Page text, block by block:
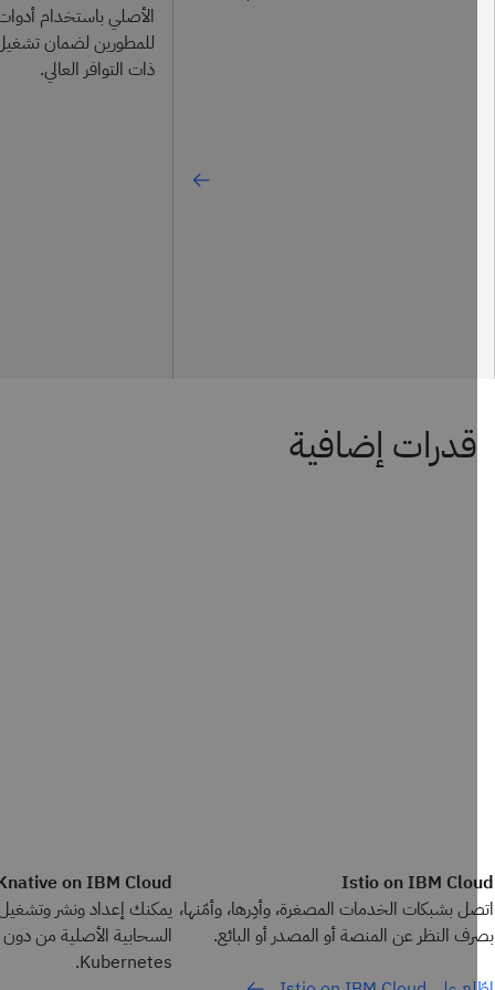
الأصلي باستخدام
للمطورين لضمان تشغيل
ذات التوافر العالي.
Istio on IBM
بشبكات الخدمات المصغرة، وأدِرها، وأمّنها،
النظر عن المنصة أو المصدر أو البائع.
Knative on IBM Cloud
يمكنك إعداد ونشر وتشغيل
السحابية الأصلية من دون
Kubernetes.